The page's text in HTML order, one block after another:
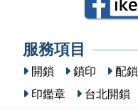
服務項目
開鎖 鎖印 配鎖
印鑑章
台北開鎖